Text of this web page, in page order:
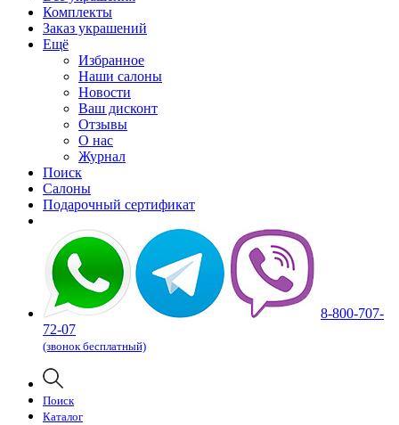
Комплекты
Заказ украшений
Ещё
Избранное
Наши салоны
Новости
Ваш дисконт
Отзывы
О нас
Журнал
Поиск
Салоны
Подарочный сертификат
8-800-707-
72-07
(звонок бесплатный)
Поиск
Каталог